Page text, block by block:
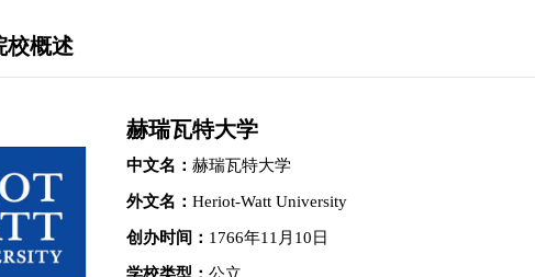
校概述
赫瑞瓦特大学
中文名： 赫瑞瓦特大学
外文名： Heriot-Watt University
创办时间： 1766年11月10日
联系规划老师
加州大学伯克利分校 机械工程 硕士
加州大学伯克利分校 机械工程 学士
立即咨询